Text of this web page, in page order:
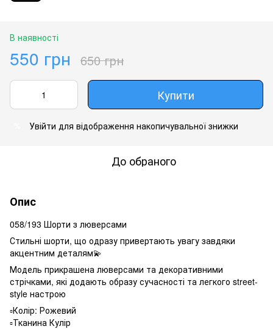
В наявності
550 грн 650 грн
Купити
Увійти для відображення накопичувальної знижки
До обраного
Опис
058/193 Шорти з люверсами
Стильні шорти, що одразу привертають увагу завдяки
акцентним деталям💫
Модель прикрашена люверсами та декоративними
стрічками, які додають образу сучасності та легкого street-
style настрою
▫️Колір: Рожевий
▫️Тканина Кулір